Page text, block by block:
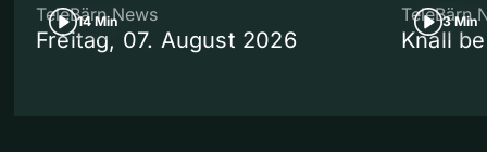
14 Min
TeleBärn News
Freitag, 07. August 2026
3 Min
TeleBärn
Knall